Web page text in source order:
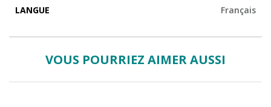
LANGUE
Français
VOUS POURRIEZ AIMER AUSSI